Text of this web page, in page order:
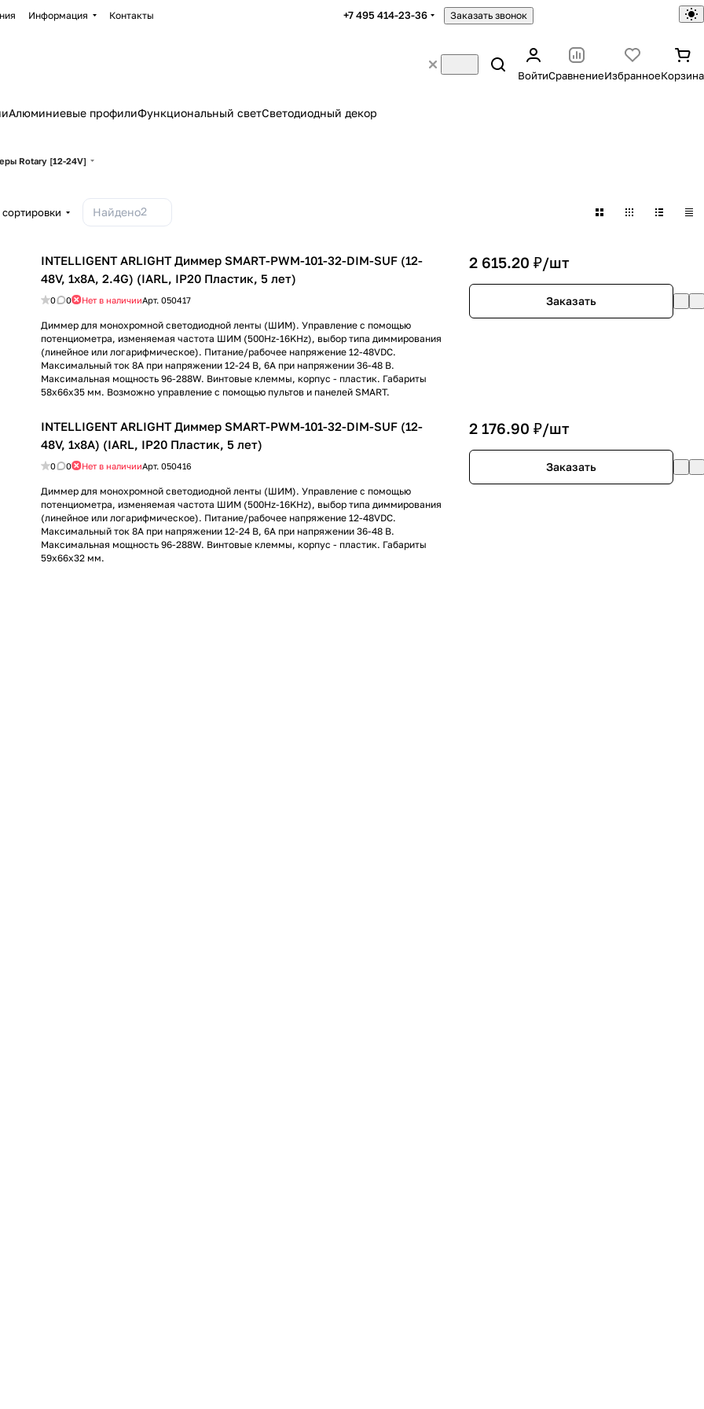
Информация Контакты +7 495 414-23-36 Заказать звонок
ВойтиСравнениеИзбранноеКорзина
Алюминиевые профилиФункциональный светСветодиодный декор
Rotary [12-24V]
Найдено2
INTELLIGENT ARLIGHT Диммер SMART-PWM-101-32-DIM-SUF (12-
48V, 1x8A, 2.4G) (IARL, IP20 Пластик, 5 лет)
0 0 Нет в наличииАрт. 050417
Диммер для монохромной светодиодной ленты (ШИМ). Управление с помощью
потенциометра, изменяемая частота ШИМ (500Hz-16KHz), выбор типа диммирования
(линейное или логарифмическое). Питание/рабочее напряжение 12-48VDC.
Максимальный ток 8A при напряжении 12-24 В, 6A при напряжении 36-48 В.
Максимальная мощность 96-288W. Винтовые клеммы, корпус - пластик. Габариты
58x66x35 мм. Возможно управление с помощью пультов и панелей SMART.
2 615.20 ₽/шт
Заказать
INTELLIGENT ARLIGHT Диммер SMART-PWM-101-32-DIM-SUF (12-
48V, 1x8A) (IARL, IP20 Пластик, 5 лет)
0 0 Нет в наличииАрт. 050416
Диммер для монохромной светодиодной ленты (ШИМ). Управление с помощью
потенциометра, изменяемая частота ШИМ (500Hz-16KHz), выбор типа диммирования
(линейное или логарифмическое). Питание/рабочее напряжение 12-48VDC.
Максимальный ток 8A при напряжении 12-24 В, 6A при напряжении 36-48 В.
Максимальная мощность 96-288W. Винтовые клеммы, корпус - пластик. Габариты
59x66x32 мм.
2 176.90 ₽/шт
Заказать